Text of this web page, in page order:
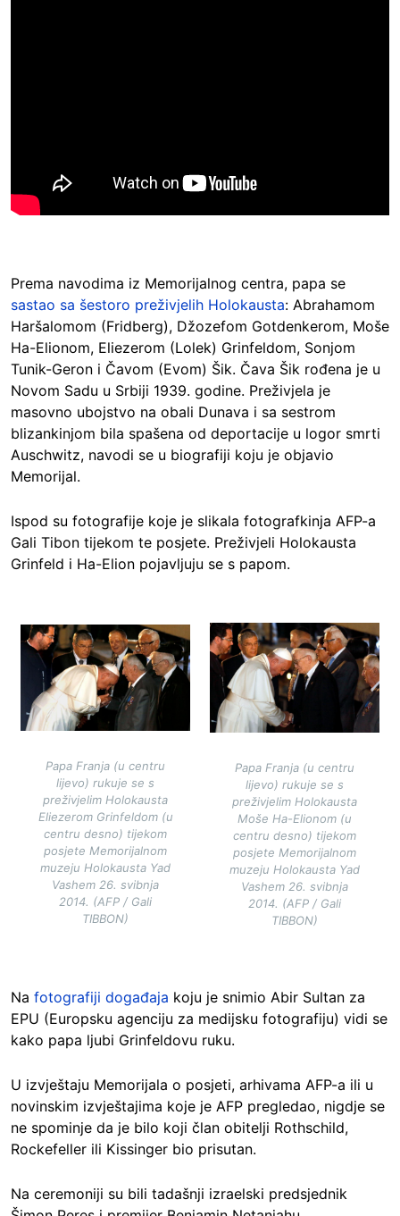
Prema navodima iz Memorijalnog centra, papa se
sastao sa šestoro preživjelih Holokausta: Abrahamom
Haršalomom (Fridberg), Džozefom Gotdenkerom, Moše
Ha-Elionom, Eliezerom (Lolek) Grinfeldom, Sonjom
Tunik-Geron i Čavom (Evom) Šik. Čava Šik rođena je u
Novom Sadu u Srbiji 1939. godine. Preživjela je
masovno ubojstvo na obali Dunava i sa sestrom
blizankinjom bila spašena od deportacije u logor smrti
Auschwitz, navodi se u biografiji koju je objavio
Memorijal.
Ispod su fotografije koje je slikala fotografkinja AFP-a
Gali Tibon tijekom te posjete. Preživjeli Holokausta
Grinfeld i Ha-Elion pojavljuju se s papom.
Image
Papa Franja (u centru
lijevo) rukuje se s
preživjelim Holokausta
Eliezerom Grinfeldom (u
centru desno) tijekom
posjete Memorijalnom
muzeju Holokausta Yad
Vashem 26. svibnja
2014. (AFP / Gali
TIBBON)
Image
Papa Franja (u centru
lijevo) rukuje se s
preživjelim Holokausta
Moše Ha-Elionom (u
centru desno) tijekom
posjete Memorijalnom
muzeju Holokausta Yad
Vashem 26. svibnja
2014. (AFP / Gali
TIBBON)
Na fotografiji događaja koju je snimio Abir Sultan za
EPU (Europsku agenciju za medijsku fotografiju) vidi se
kako papa ljubi Grinfeldovu ruku.
U izvještaju Memorijala o posjeti, arhivama AFP-a ili u
novinskim izvještajima koje je AFP pregledao, nigdje se
ne spominje da je bilo koji član obitelji Rothschild,
Rockefeller ili Kissinger bio prisutan.
Na ceremoniji su bili tadašnji izraelski predsjednik